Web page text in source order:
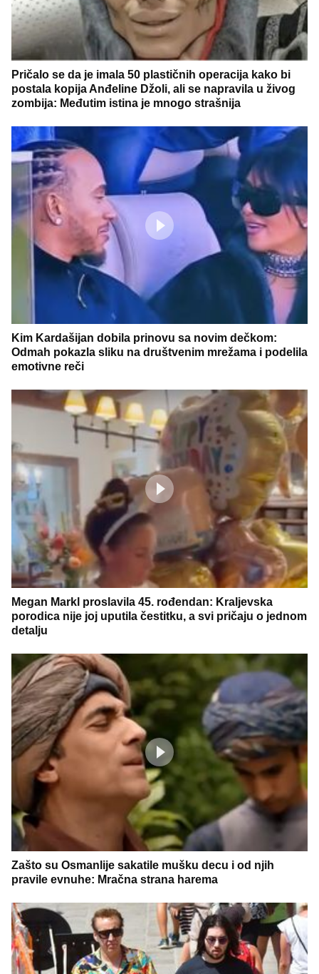
Pričalo se da je imala 50 plastičnih operacija kako bi
postala kopija Anđeline Džoli, ali se napravila u živog
zombija: Međutim istina je mnogo strašnija
Kim Kardašijan dobila prinovu sa novim dečkom:
Odmah pokazla sliku na društvenim mrežama i podelila
emotivne reči
Megan Markl proslavila 45. rođendan: Kraljevska
porodica nije joj uputila čestitku, a svi pričaju o jednom
detalju
Zašto su Osmanlije sakatile mušku decu i od njih
pravile evnuhe: Mračna strana harema